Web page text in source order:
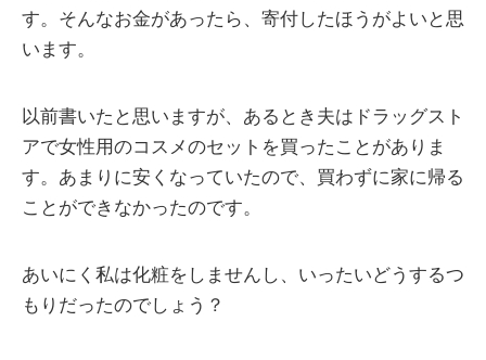
す。そんなお金があったら、寄付したほうがよいと思
います。
以前書いたと思いますが、あるとき夫はドラッグスト
アで女性用のコスメのセットを買ったことがありま
す。あまりに安くなっていたので、買わずに家に帰る
ことができなかったのです。
あいにく私は化粧をしませんし、いったいどうするつ
もりだったのでしょう？